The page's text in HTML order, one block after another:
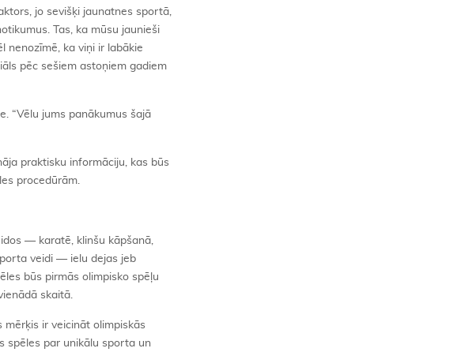
jo sevišķi jaunatnes sportā,
Tas, ka mūsu jaunieši
nenozīmē, ka viņi ir labākie
pēc sešiem astoņiem gadiem
“Vēlu jums panākumus šajā
praktisku informāciju, kas būs
procedūrām.
— karatē, klinšu kāpšanā,
veidi — ielu dejas jeb
būs pirmās olimpisko spēļu
skaitā.
mērķis ir veicināt olimpiskās
spēles par unikālu sporta un